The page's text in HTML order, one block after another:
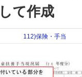
て作成
112)保険・手当